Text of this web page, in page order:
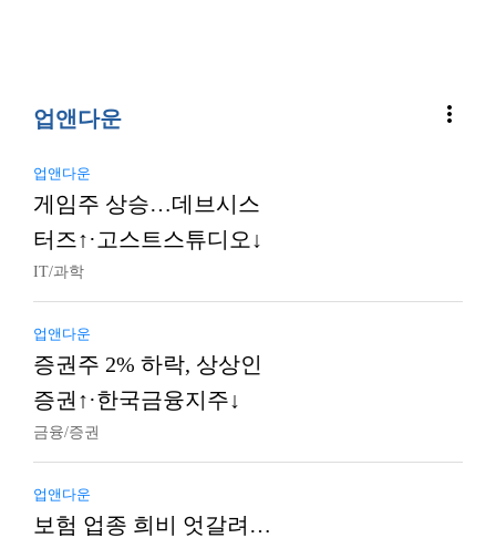
업앤다운 more_vert
업앤다운
게임주 상승…데브시스
터즈↑·고스트스튜디오↓
IT/과학
업앤다운
증권주 2% 하락, 상상인
증권↑·한국금융지주↓
금융/증권
업앤다운
보험 업종 희비 엇갈려…